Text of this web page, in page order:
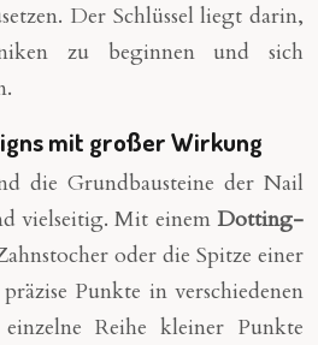
Der Schlüssel liegt darin,
zu beginnen und sich
mit großer Wirkung
die Grundbausteine der Nail
vielseitig. Mit einem Dotting-
oder die Spitze einer
Punkte in verschiedenen
Reihe kleiner Punkte